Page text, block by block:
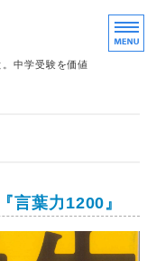
小田急線・東急田園
中学受験を価値
言葉力1200』